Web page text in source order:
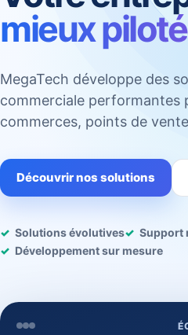
mieux
MegaTech développe des
commerciale performantes
commerces, points de
Découvrir nos solutions
Solutions évolutives
Support
Développement sur mesure